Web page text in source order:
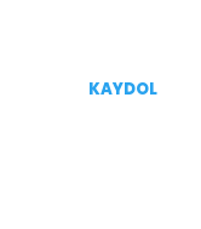
KAYDOL